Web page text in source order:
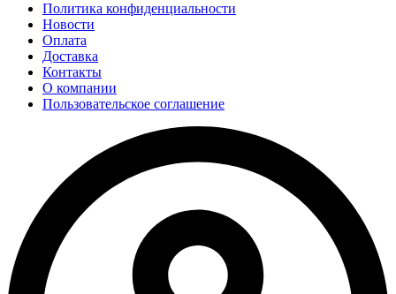
Политика конфиденциальности
Новости
Оплата
Доставка
Контакты
О компании
Пользовательское соглашение